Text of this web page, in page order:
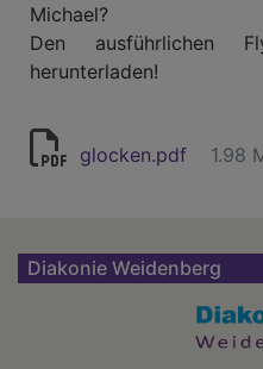
Michael?
Den ausführlichen
herunterladen!
glocken.pdf 1.98
Diakonie Weidenberg